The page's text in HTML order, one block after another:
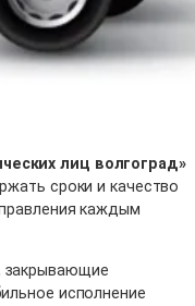
лиц волгоград»
сроки и качество
каждым
закрывающие
исполнение